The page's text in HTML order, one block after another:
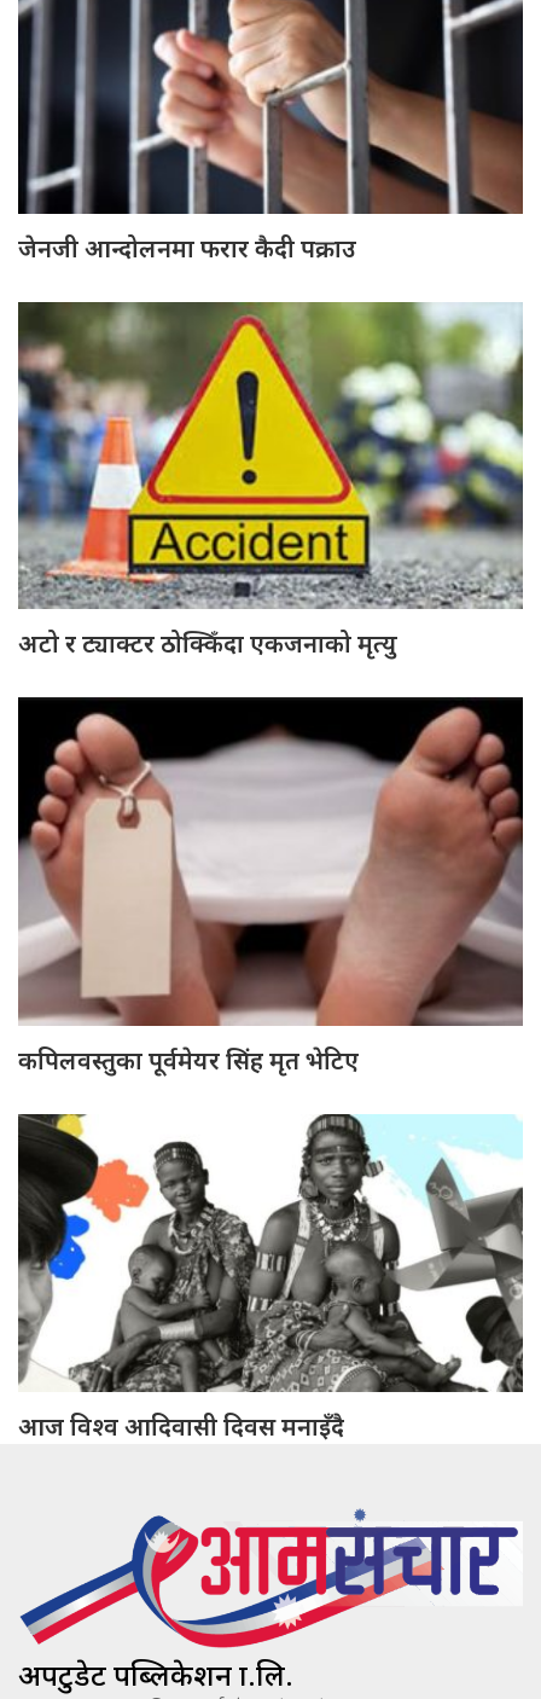
जेनजी आन्दोलनमा फरार कैदी पक्राउ
अटो र ट्याक्टर ठोक्किँदा एकजनाको मृत्यु
कपिलवस्तुका पूर्वमेयर सिंह मृत भेटिए
आज विश्व आदिवासी दिवस मनाइँदै
अपटुडेट पब्लिकेशन प्रा.लि.